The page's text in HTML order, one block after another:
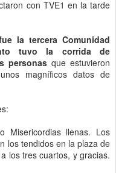
con TVE1 en la tarde
la tercera Comunidad
tuvo la corrida de
personasque estuvieron
magníficos datos de
Misericordias llenas. Los
los tendidos en la plaza de
los tres cuartos, y gracias.